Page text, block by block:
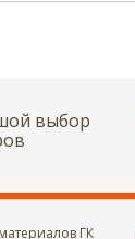
*
выбор